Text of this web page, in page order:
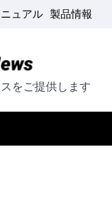
ュアル 製品情報
をご提供します